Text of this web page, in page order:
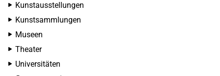
Kunstausstellungen
Kunstsammlungen
Museen
Theater
Universitäten